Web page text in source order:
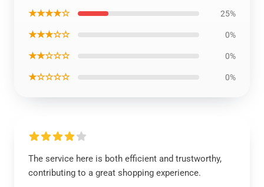
★★★★☆ 25%
★★★☆☆ 0%
★★☆☆☆ 0%
★☆☆☆☆ 0%
The service here is both efficient and trustworthy,
contributing to a great shopping experience.